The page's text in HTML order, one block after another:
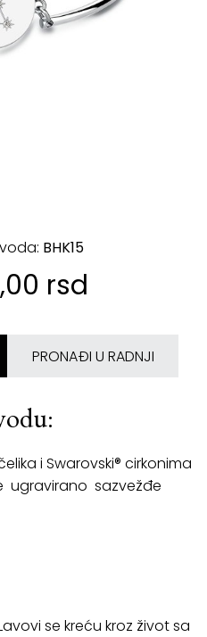
BHK15
rsd
PRONAĐI U RADNJI
i Swarovski® cirkonima
ugravirano sazvežđe
se kreću kroz život sa